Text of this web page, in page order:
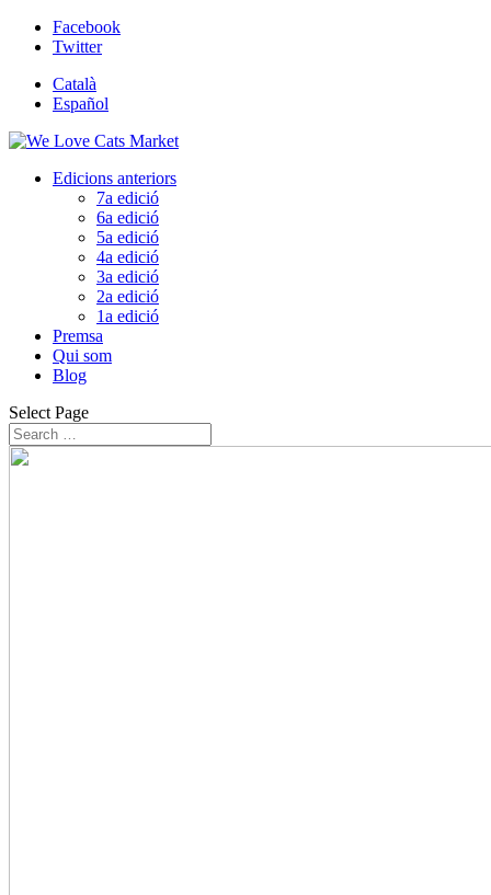
Facebook
Twitter
Català
Español
Edicions anteriors
7a edició
6a edició
5a edició
4a edició
3a edició
2a edició
1a edició
Premsa
Qui som
Blog
Select Page